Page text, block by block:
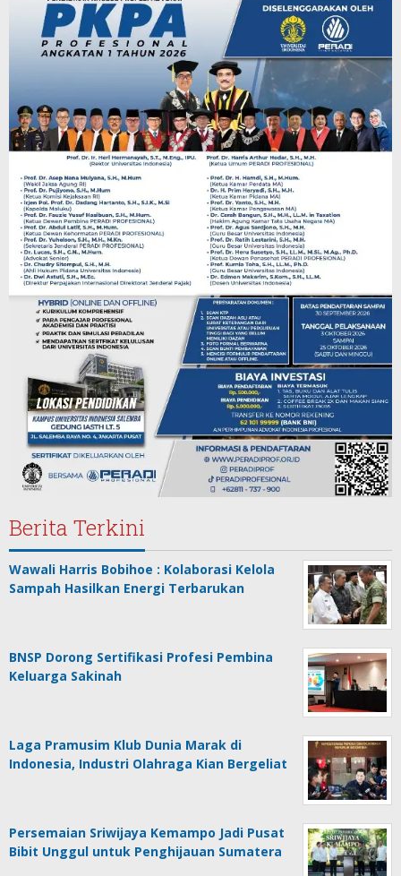
Berita Terkini
Wawali Harris Bobihoe : Kolaborasi Kelola
Sampah Hasilkan Energi Terbarukan
BNSP Dorong Sertifikasi Profesi Pembina
Keluarga Sakinah
Laga Pramusim Klub Dunia Marak di
Indonesia, Industri Olahraga Kian Bergeliat
Persemaian Sriwijaya Kemampo Jadi Pusat
Bibit Unggul untuk Penghijauan Sumatera